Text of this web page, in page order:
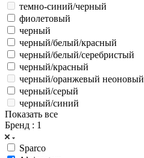
темно-синий/черный
фиолетовый
черный
черный/белый/красный
черный/белый/серебристый
черный/красный
черный/оранжевый неоновый
черный/серый
черный/синий
Показать все
Бренд : 1
Sparco